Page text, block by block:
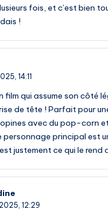
fois, et c’est bien
!
14:11
film qui assume son côté
de tête ! Parfait pour
avec du pop-corn
personnage principal est
justement ce qui le
12:29